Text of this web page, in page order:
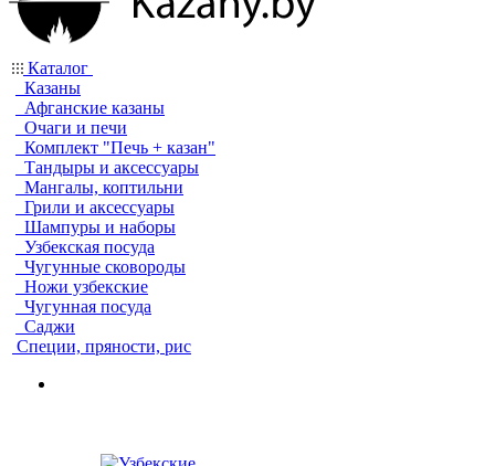
Каталог
Казаны
Афганские казаны
Очаги и печи
Комплект "Печь + казан"
Тандыры и аксессуары
Мангалы, коптильни
Грили и аксессуары
Шампуры и наборы
Узбекская посуда
Чугунные сковороды
Ножи узбекские
Чугунная посуда
Саджи
Специи, пряности, рис